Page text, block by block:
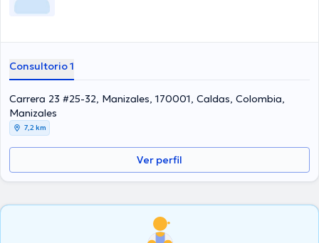
Consultorio 1
Carrera 23 #25-32, Manizales, 170001, Caldas, Colombia,
Manizales
7,2 km
Ver perfil